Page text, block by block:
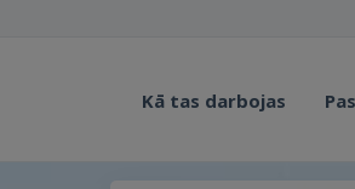
Kā tas darbojas